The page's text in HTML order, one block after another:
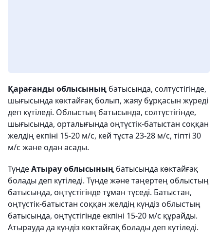
Қарағанды облысының батысында, солтүстігінде,
шығысында көктайғақ болып, жаяу бұрқасын жүреді
деп күтіледі. Облыстың батысында, солтүстігінде,
шығысында, орталығында оңтүстік-батыстан соққан
желдің екпіні 15-20 м/с, кей тұста 23-28 м/с, тіпті 30
м/с және одан асады.
ТүндеАтырау облысының батысында көктайғақ
болады деп күтіледі. Түнде және таңертең облыстың
батысында, оңтүстігінде тұман түседі. Батыстан,
оңтүстік-батыстан соққан желдің күндіз облыстың
батысында, оңтүстігінде екпіні 15-20 м/с құрайды.
Атырауда да күндіз көктайғақ болады деп күтіледі.